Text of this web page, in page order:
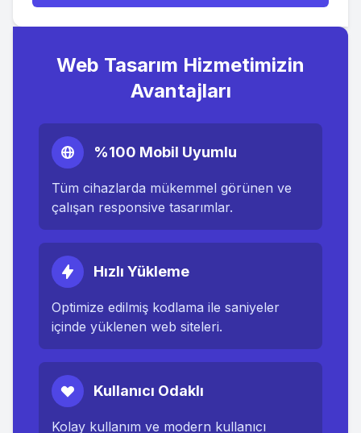
Web Tasarım Hizmetimizin
Avantajları
%100 Mobil Uyumlu
Tüm cihazlarda mükemmel görünen ve
çalışan responsive tasarımlar.
Hızlı Yükleme
Optimize edilmiş kodlama ile saniyeler
içinde yüklenen web siteleri.
Kullanıcı Odaklı
Kolay kullanım ve modern kullanıcı